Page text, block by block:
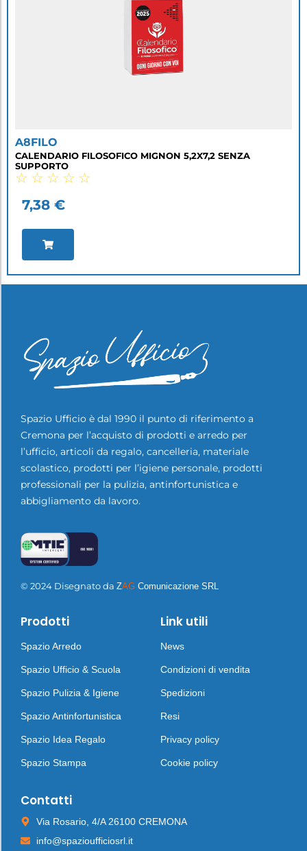
A8FILO
CALENDARIO FILOSOFICO MIGNON 5,2X7,2 SENZA
SUPPORTO
☆ ☆ ☆ ☆ ☆
7,38 €
Spazio Ufficio è dal 1990 il punto di riferimento a
Cremona per l’acquisto di prodotti e arredo per
l’ufficio, articoli da regalo, cancelleria, materiale
scolastico, prodotti per l’igiene personale, prodotti
professionali per la pulizia, antinfortunistica e
abbigliamento da lavoro.
© 2024 Disegnato da ZAG Comunicazione SRL
Prodotti
Spazio Arredo
Spazio Ufficio & Scuola
Spazio Pulizia & Igiene
Spazio Antinfortunistica
Spazio Idea Regalo
Spazio Stampa
Link utili
News
Condizioni di vendita
Spedizioni
Resi
Privacy policy
Cookie policy
Contatti
Via Rosario, 4/A 26100 CREMONA
info@spazioufficiosrl.it